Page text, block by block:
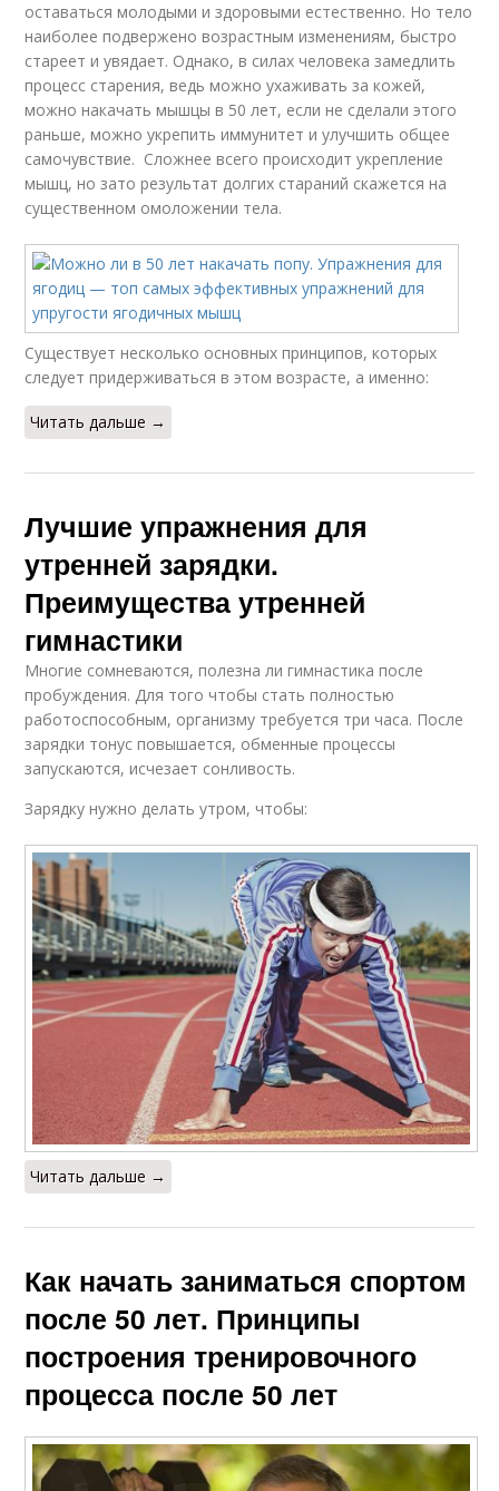
оставаться молодыми и здоровыми естественно. Но тело
наиболее подвержено возрастным изменениям, быстро
стареет и увядает. Однако, в силах человека замедлить
процесс старения, ведь можно ухаживать за кожей,
можно накачать мышцы в 50 лет, если не сделали этого
раньше, можно укрепить иммунитет и улучшить общее
самочувствие. Сложнее всего происходит укрепление
мышц, но зато результат долгих стараний скажется на
существенном омоложении тела.
Существует несколько основных принципов, которых
следует придерживаться в этом возрасте, а именно:
Читать дальше →
Лучшие упражнения для
утренней зарядки.
Преимущества утренней
гимнастики
Многие сомневаются, полезна ли гимнастика после
пробуждения. Для того чтобы стать полностью
работоспособным, организму требуется три часа. После
зарядки тонус повышается, обменные процессы
запускаются, исчезает сонливость.
Зарядку нужно делать утром, чтобы:
Читать дальше →
Как начать заниматься спортом
после 50 лет. Принципы
построения тренировочного
процесса после 50 лет